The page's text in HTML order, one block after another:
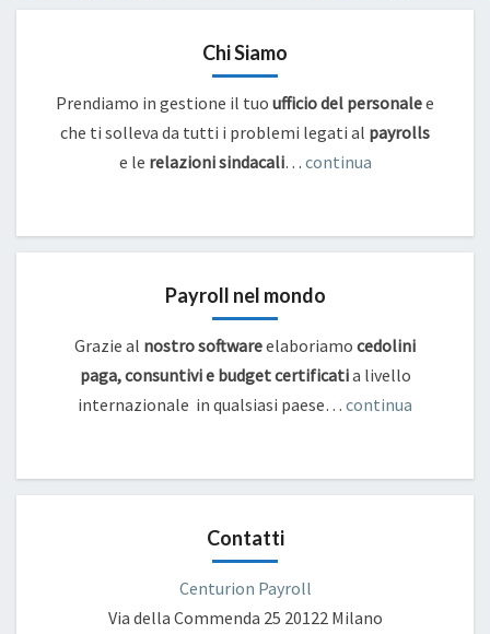
Chi Siamo
Prendiamo in gestione il tuo ufficio del personalee
che ti solleva da tutti i problemi legati al payrolls
e le relazioni sindacali… continua
Payroll nel mondo
Grazie al nostro softwareelaboriamo cedolini
paga, consuntivi e budget certificatia livello
internazionale in qualsiasi paese… continua
Contatti
Centurion Payroll
Via della Commenda 25 20122 Milano